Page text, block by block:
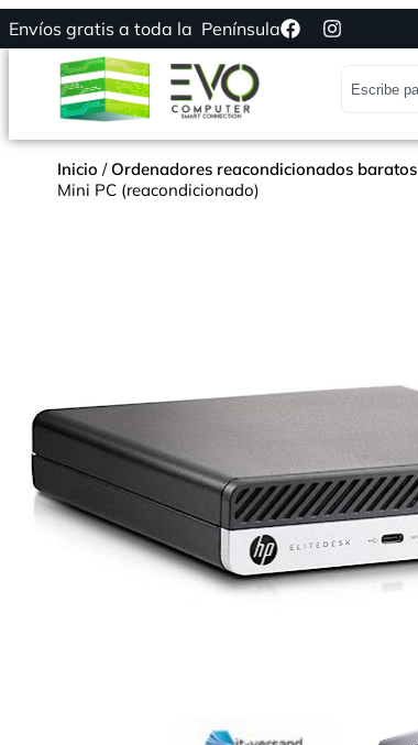
Envíos gratis a toda la Península
Inicio /Ordenadores reacondicionados baratos
Mini PC (reacondicionado)